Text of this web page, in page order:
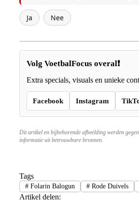
Ja Nee
Volg VoetbalFocus overal❗
Extra specials, visuals en unieke
Facebook Instagram
Dit artikel en bijbehorende afbeelding werden
informatie uit betrouwbare bronnen.
Tags
#Folarin Balogun #Rode Duivels
Artikel delen: